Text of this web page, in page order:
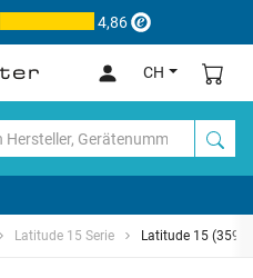
4,86
CH
Latitude 15 Serie Latitude 15 (3590)